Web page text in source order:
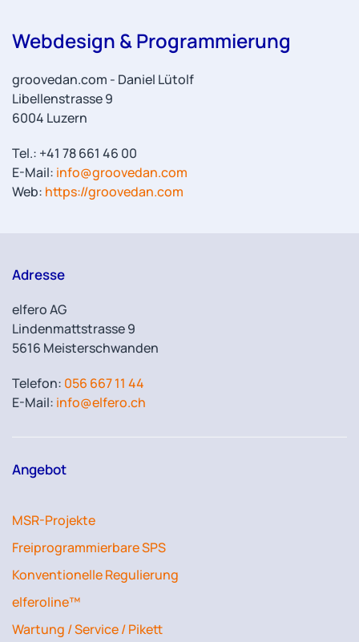
Webdesign & Programmierung
groovedan.com - Daniel Lütolf
Libellenstrasse 9
6004 Luzern
Tel.: +41 78 661 46 00
E-Mail: info@groovedan.com
Web: https://groovedan.com
Adresse
elfero AG
Lindenmattstrasse 9
5616 Meisterschwanden
Telefon: 056 667 11 44
E-Mail: info@elfero.ch
Angebot
MSR-Projekte
Freiprogrammierbare SPS
Konventionelle Regulierung
elferoline™
Wartung / Service / Pikett